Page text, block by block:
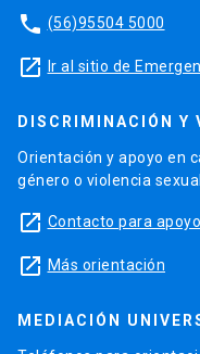
phone (56)95504 5000
launch Ir al sitio de
DISCRIMINACIÓN Y
Orientación y apoyo en
género o violencia
launch Contacto para apoyo
launch Más orientación
MEDIACIÓN